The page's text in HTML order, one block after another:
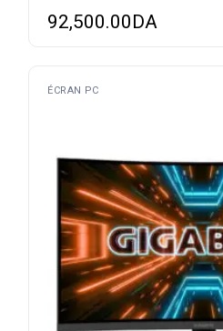
92,500.00DA
ÉCRAN PC